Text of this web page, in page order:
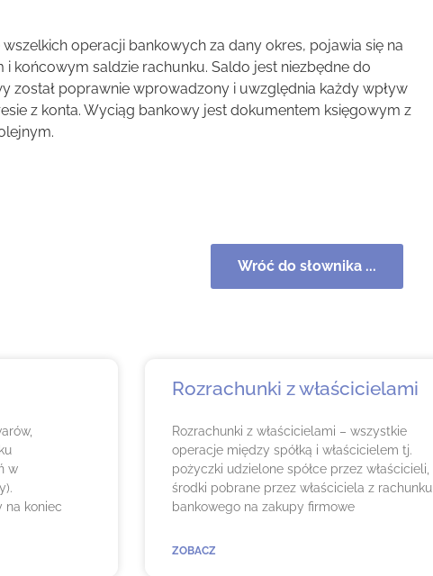
wszelkich operacji bankowych za dany okres, pojawia się na
końcowym saldzie rachunku. Saldo jest niezbędne do
został poprawnie wprowadzony i uwzględnia każdy wpływ
z konta. Wyciąg bankowy jest dokumentem księgowym z
Wróć do słownika ...
w
na koniec
Rozrachunki z właścicielami
Rozrachunki z właścicielami – wszystkie
operacje między spółką i właścicielem tj.
pożyczki udzielone spółce przez właścicieli,
środki pobrane przez właściciela z rachunku
bankowego na zakupy firmowe
ZOBACZ